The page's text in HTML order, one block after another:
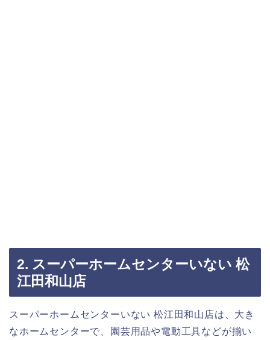
2. スーパーホームセンターいない 松
江田和山店
スーパーホームセンターいない 松江田和山店は、大き
なホームセンターで、園芸用品や電動工具などが揃い